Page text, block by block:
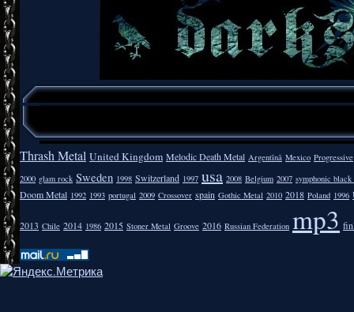
Thrash Metal United Kingdom Melodic Death Metal Argentīnā Mexico Progressive
2000 glam rock Sweden 1998 Switzerland 1997 usa 2008 Belgium 2007 symphonic
Doom Metal 1992 1993 portugal 2009 Crossover spain Gothic Metal 2010 2018 Poland 1996
2013 Chile 2014 1986 2015 Stoner Metal Groove 2016 Russian Federation mp3